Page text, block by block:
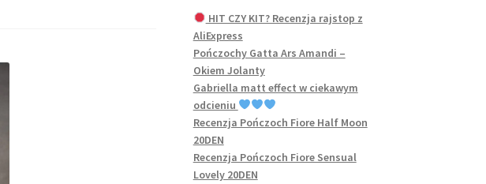
HIT CZY KIT? Recenzja rajstop z
AliExpress
Pończochy Gatta Ars Amandi –
Okiem Jolanty
Gabriella matt effect w ciekawym
odcieniu
Recenzja Pończoch Fiore Half Moon
20DEN
Recenzja Pończoch Fiore Sensual
Lovely 20DEN